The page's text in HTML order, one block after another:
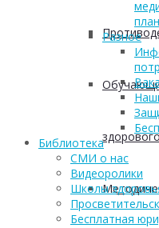
Разное
Библиотека
СМИ о нас
Видеоролики
Школы
Бесплатная